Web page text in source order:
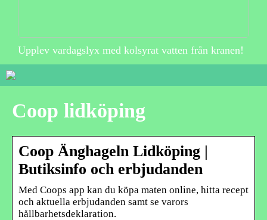
Upplev vardagslyx med kolsyrat vatten från kranen!
Coop lidköping
Coop Änghageln Lidköping |
Butiksinfo och erbjudanden
Med Coops app kan du köpa maten online, hitta recept
och aktuella erbjudanden samt se varors
hållbarhetsdeklaration.